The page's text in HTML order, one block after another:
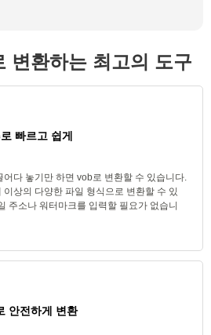
변환하는 최고의 도구
빠르고 쉽게
다 놓기만 하면 vob로 변환할 수 있습니다.
상의 다양한 파일 형식으로 변환할 수 있
주소나 워터마크를 입력할 필요가 없습니
안전하게 변환